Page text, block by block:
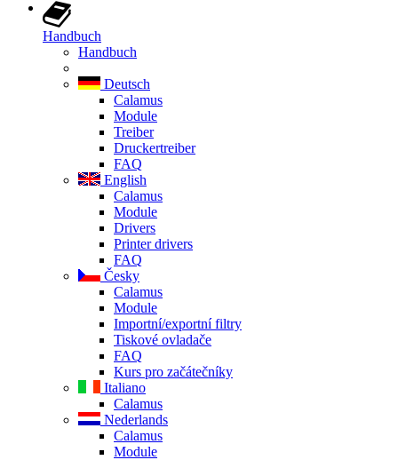
Handbuch
Handbuch
Deutsch
Calamus
Module
Treiber
Druckertreiber
FAQ
English
Calamus
Module
Drivers
Printer drivers
FAQ
Česky
Calamus
Module
Importní/exportní filtry
Tiskové ovladače
FAQ
Kurs pro začátečníky
Italiano
Calamus
Nederlands
Calamus
Module